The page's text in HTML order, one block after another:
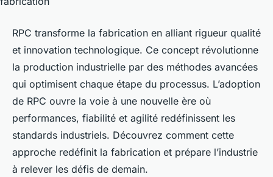
RPC transforme la fabrication en alliant rigueur qualité
et innovation technologique. Ce concept révolutionne
la production industrielle par des méthodes avancées
qui optimisent chaque étape du processus. L’adoption
de RPC ouvre la voie à une nouvelle ère où
performances, fiabilité et agilité redéfinissent les
standards industriels. Découvrez comment cette
approche redéfinit la fabrication et prépare l’industrie
à relever les défis de demain.